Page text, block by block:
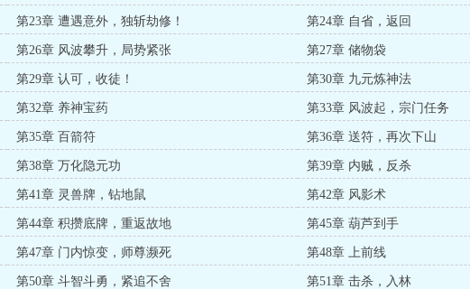
第23章 遭遇意外，独斩劫修！ 第24章 自省，返回
第26章 风波攀升，局势紧张 第27章 储物袋
第29章 认可，收徒！ 第30章 九元炼神法
第32章 养神宝药 第33章 风波起，宗门任务
第35章 百箭符 第36章 送符，再次下山
第38章 万化隐元功 第39章 内贼，反杀
第41章 灵兽牌，钻地鼠 第42章 风影术
第44章 积攒底牌，重返故地 第45章 葫芦到手
第47章 门内惊变，师尊濒死 第48章 上前线
第50章 斗智斗勇，紧追不舍 第51章 击杀，入林